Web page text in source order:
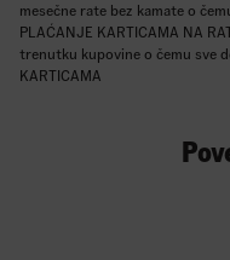
mesečne rate bez kamate o
PLAĆANJE KARTICAMA NA
trenutku kupovine o čemu sve
KARTICAMA